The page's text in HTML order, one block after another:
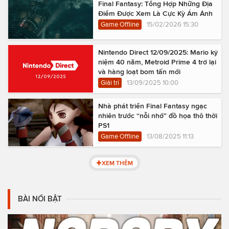
Final Fantasy: Tổng Hợp Những Địa
Điểm Được Xem Là Cực Kỳ Ám Ảnh
Game Offline 15/02/2026 15:30
Nintendo Direct 12/09/2025: Mario kỷ
niệm 40 năm, Metroid Prime 4 trở lại
và hàng loạt bom tấn mới
Giải trí 13/09/2025 10:00
Nhà phát triển Final Fantasy ngạc
nhiên trước “nỗi nhớ” đồ họa thô thời
PS1
Game Offline 13/08/2025 11:13
XEM THÊM
BÀI NỔI BẬT